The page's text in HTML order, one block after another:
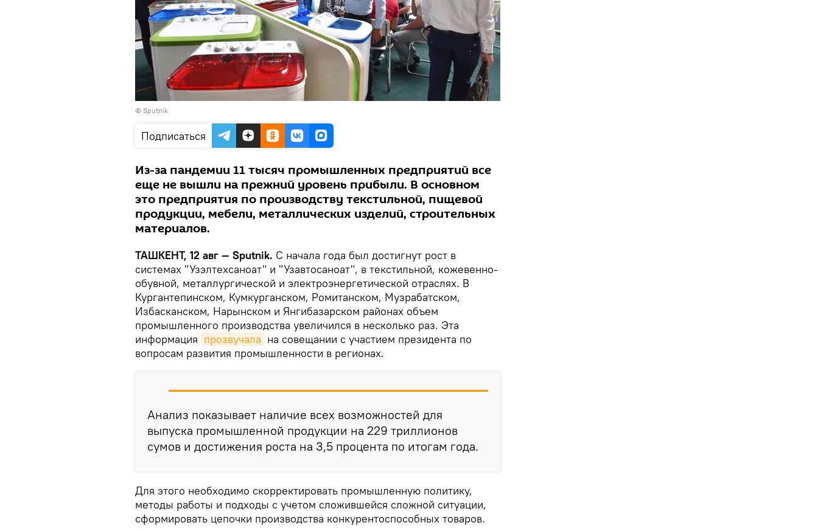
© Sputnik
Подписаться
Из-за пандемии 11 тысяч промышленных предприятий все
еще не вышли на прежний уровень прибыли. В основном
это предприятия по производству текстильной, пищевой
продукции, мебели, металлических изделий, строительных
материалов.
ТАШКЕНТ, 12 авг — Sputnik. С начала года был достигнут рост в
системах "Узэлтехсаноат" и "Узавтосаноат", в текстильной, кожевенно-
обувной, металлургической и электроэнергетической отраслях. В
Кургантепинском, Кумкурганском, Ромитанском, Музрабатском,
Избасканском, Нарынском и Янгибазарском районах объем
промышленного производства увеличился в несколько раз. Эта
информация прозвучала на совещании с участием президента по
вопросам развития промышленности в регионах.
Анализ показывает наличие всех возможностей для
выпуска промышленной продукции на 229 триллионов
сумов и достижения роста на 3,5 процента по итогам года.
Для этого необходимо скорректировать промышленную политику,
методы работы и подходы с учетом сложившейся сложной ситуации,
сформировать цепочки производства конкурентоспособных товаров.